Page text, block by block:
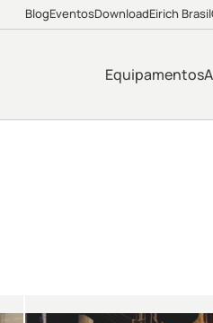
BlogEventosDownloadEirich Brasil
Equipamentos